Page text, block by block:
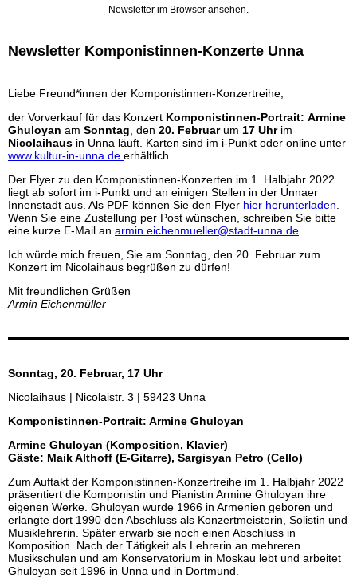
Newsletter im Browser ansehen.
Newsletter Komponistinnen-Konzerte Unna
Liebe Freund*innen der Komponistinnen-Konzertreihe,
der Vorverkauf für das Konzert Komponistinnen-Portrait: Armine
Ghuloyan am Sonntag , den 20. Februarum 17 Uhrim
Nicolaihaus in Unna läuft. Karten sind im i-Punkt oder online unter
www.kultur-in-unna.de erhältlich.
Der Flyer zu den Komponistinnen-Konzerten im 1. Halbjahr 2022
liegt ab sofort im i-Punkt und an einigen Stellen in der Unnaer
Innenstadt aus. Als PDF können Sie den Flyer hier herunterladen
Wenn Sie eine Zustellung per Post wünschen, schreiben Sie bitte
eine kurze E-Mail an armin.eichenmueller@stadt-unna.de
Ich würde mich freuen, Sie am Sonntag, den 20. Februar zum
Konzert im Nicolaihaus begrüßen zu dürfen!
Mit freundlichen Grüßen
Armin Eichenmüller
Sonntag, 20. Februar, 17 Uhr
Nicolaihaus | Nicolaistr. 3 | 59423 Unna
Komponistinnen-Portrait: Armine Ghuloyan
Armine Ghuloyan (Komposition, Klavier)
Gäste: Maik Althoff (E-Gitarre), Sargisyan Petro (Cello)
Zum Auftakt der Komponistinnen-Konzertreihe im 1. Halbjahr 2022
präsentiert die Komponistin und Pianistin Armine Ghuloyan ihre
eigenen Werke. Ghuloyan wurde 1966 in Armenien geboren und
erlangte dort 1990 den Abschluss als Konzertmeisterin, Solistin und
Musiklehrerin. Später erwarb sie noch einen Abschluss in
Komposition. Nach der Tätigkeit als Lehrerin an mehreren
Musikschulen und am Konservatorium in Moskau lebt und arbeitet
Ghuloyan seit 1996 in Unna und in Dortmund.